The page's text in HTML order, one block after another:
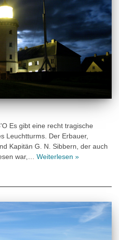
Es gibt eine recht tragische
Leuchtturms. Der Erbauer,
Kapitän G. N. Sibbern, der auch
war,… Weiterlesen »